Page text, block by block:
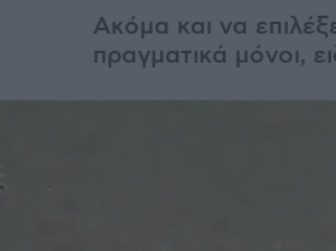
Ακόμα και να
πραγματικά μόνοι,